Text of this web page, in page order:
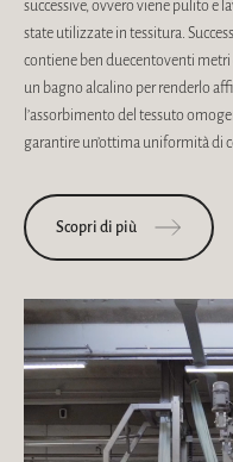
successive, ovvero viene pulito e
state utilizzate in tessitura.
contiene ben duecentoventi metri
un bagno alcalino per renderlo
l’assorbimento del tessuto
garantire un’ottima uniformità di
Scopri di più